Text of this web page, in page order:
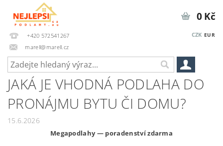
+420 572541267
marell@marell.cz
CZK EUR
0 Kč
JAKÁ JE VHODNÁ PODLAHA DO
PRONÁJMU BYTU ČI DOMU?
15.6.2026
Megapodlahy — poradenství zdarma